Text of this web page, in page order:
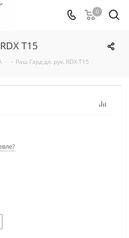
0
T15
- - Раш Гард дл. рук. RDX T15